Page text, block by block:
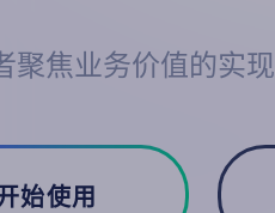
聚焦业务价值的实现
始使用